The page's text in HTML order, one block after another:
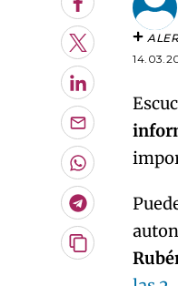
Facebook
Twitter
LinkedIn
Enviar
por
Email
Whatsapp
Telegram
Copiar